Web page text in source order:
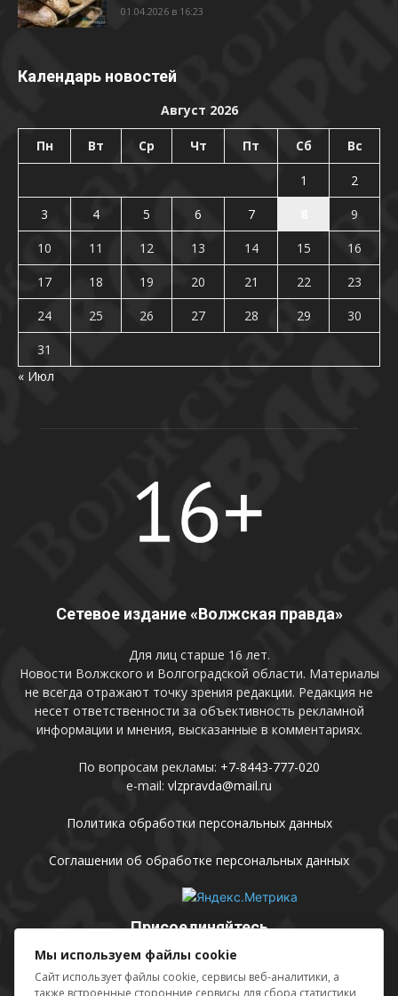
01.04.2026 в 16:23
Календарь новостей
Август 2026
Пн Вт Ср Чт Пт Сб Вс
1
2
3
4 5 6 7
9
10
11 12 13 14 15
16
17
18 19 20 21 22
23
24
25 26 27 28 29
30
31
« Июл
Сетевое издание «Волжская правда»
Для лиц старше 16 лет.
Новости Волжского и Волгоградской области. Материалы
не всегда отражают точку зрения редакции. Редакция не
несет ответственности за объективность рекламной
информации и мнения, высказанные в комментариях.
По вопросам рекламы: +7-8443-777-020
e-mail: vlzpravda@mail.ru
Политика обработки персональных данных
Соглашении об обработке персональных данных
Присоединяйтесь
Мы используем файлы cookie
Сайт использует файлы cookie, сервисы веб-аналитики, а
также встроенные сторонние сервисы для сбора статистики,